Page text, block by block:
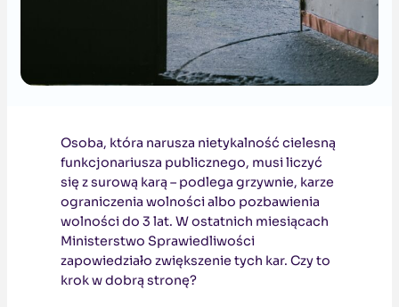
Osoba, która narusza nietykalność cielesną
funkcjonariusza publicznego, musi liczyć
się z surową karą – podlega grzywnie, karze
ograniczenia wolności albo pozbawienia
wolności do 3 lat. W ostatnich miesiącach
Ministerstwo Sprawiedliwości
zapowiedziało zwiększenie tych kar. Czy to
krok w dobrą stronę?